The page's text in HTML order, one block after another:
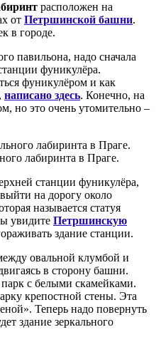
расположен на
от Петршинской башни.
в городе.
павильона, надо сначала
фуникулёра.
фуникулёром и как
написано здесь. Конечно, на
но это очень утомительно –
лабиринта в Праге.
станции фуникулёра,
на дорогу около
называется статуя
увидите Петршинскую
здание станции.
овальной клумбой и
в сторону башни.
с белыми скамейками.
крепостной стены. Эта
Теперь надо повернуть
здание зеркального